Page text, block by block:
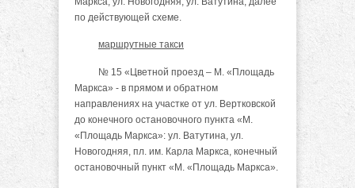
по действующей схеме.
маршрутные такси
№ 15 «Цветной проезд – М. «Площадь
Маркса» - в прямом и обратном
направлениях на участке от ул. Вертковской
до конечного остановочного пункта «М.
«Площадь Маркса»: ул. Ватутина, ул.
Новогодняя, пл. им. Карла Маркса, конечный
остановочный пункт «М. «Площадь Маркса».